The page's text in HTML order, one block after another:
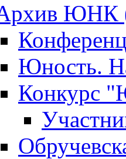
ЮНК
Юность.
Конкурс